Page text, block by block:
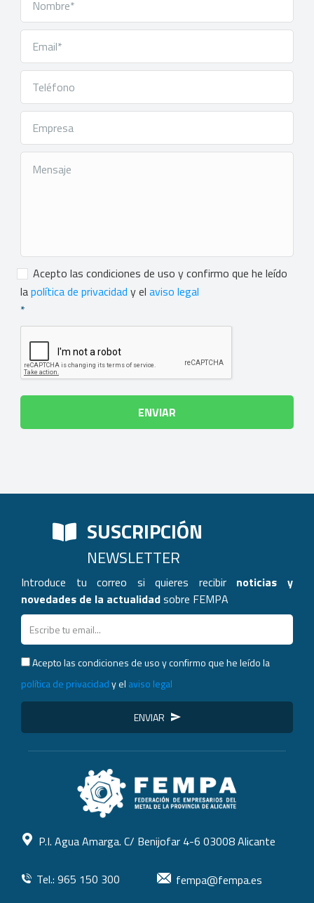
Consentimiento*
Acepto las condiciones de uso y confirmo que he leído
lapolítica de privacidad y el aviso legal
*
SUSCRIPCIÓN
NEWSLETTER
Introduce tu correo si quieres recibir noticias y
novedades de la actualidadsobre FEMPA
Acepto las condiciones de uso y confirmo que he leído la
política de privacidady el aviso legal
ENVIAR
P.I. Agua Amarga. C/ Benijofar 4-6 03008 Alicante
Tel.: 965 150 300 fempa@fempa.es